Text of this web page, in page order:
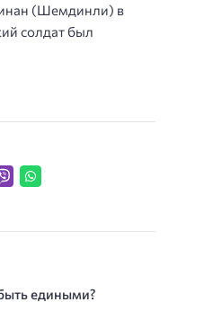
(Шемдинли) в
солдат был
едиными?